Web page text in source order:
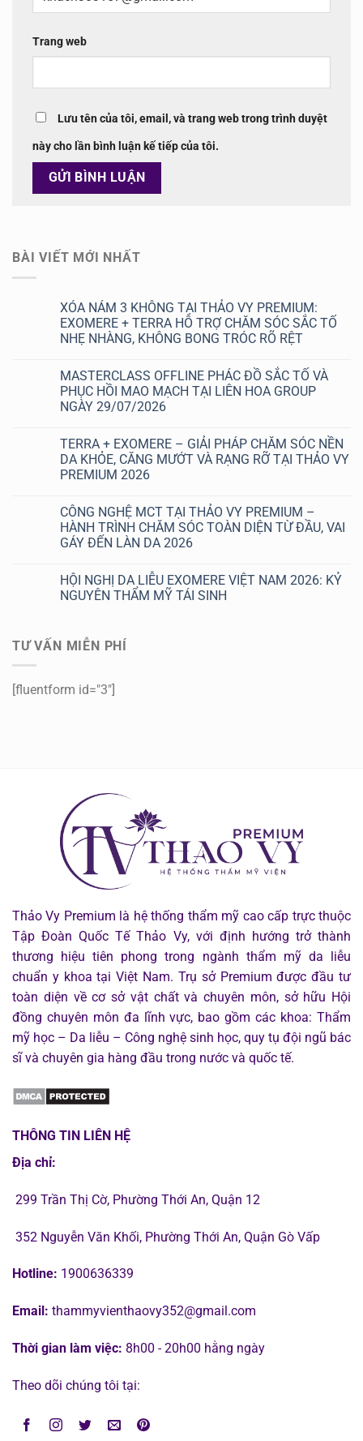
Trang web
Lưu tên của tôi, email, và trang web trong trình duyệt
này cho lần bình luận kế tiếp của tôi.
BÀI VIẾT MỚI NHẤT
XÓA NÁM 3 KHÔNG TẠI THẢO VY PREMIUM:
EXOMERE + TERRA HỖ TRỢ CHĂM SÓC SẮC TỐ
NHẸ NHÀNG, KHÔNG BONG TRÓC RÕ RỆT
bình
luận
ở
XÓA
KHÔNG
TẠI
THẢO
VY
PREMIUM:
TERRA
HỖ
TRỢ
CHĂM
TỐ
NHẸ
NHÀNG,
RÕ
RỆT
MASTERCLASS OFFLINE PHÁC ĐỒ SẮC TỐ VÀ
PHỤC HỒI MAO MẠCH TẠI LIÊN HOA GROUP
NGÀY 29/07/2026
bình
luận
ở
MASTERCLASS
ĐỒ
SẮC
TỐ
VÀ
PHỤC
MAO
MẠCH
TẠI
LIÊN
29/07/2026
TERRA + EXOMERE – GIẢI PHÁP CHĂM SÓC NỀN
DA KHỎE, CĂNG MƯỚT VÀ RẠNG RỠ TẠI THẢO VY
PREMIUM 2026
bình
luận
ở
TERRA
–
GIẢI
PHÁP
DA
KHỎE,
RẠNG
CÔNG NGHỆ MCT TẠI THẢO VY PREMIUM –
HÀNH TRÌNH CHĂM SÓC TOÀN DIỆN TỪ ĐẦU, VAI
GÁY ĐẾN LÀN DA 2026
bình
luận
ở
TẠI
THẢO
–
HÀNH
LÀN
DA
2026
HỘI NGHỊ DA LIỄU EXOMERE VIỆT NAM 2026: KỶ
NGUYÊN THẨM MỸ TÁI SINH
luận
ở
DA
LIỄU
SINH
TƯ VẤN MIỄN PHÍ
[fluentform id="3"]
Thảo Vy Premium là hệ thống thẩm mỹ cao cấp trực thuộc
Tập Đoàn Quốc Tế Thảo Vy, với định hướng trở thành
thương hiệu tiên phong trong ngành thẩm mỹ da liễu
chuẩn y khoa tại Việt Nam. Trụ sở Premium được đầu tư
toàn diện về cơ sở vật chất và chuyên môn, sở hữu Hội
đồng chuyên môn đa lĩnh vực, bao gồm các khoa: Thẩm
mỹ học – Da liễu – Công nghệ sinh học, quy tụ đội ngũ bác
sĩ và chuyên gia hàng đầu trong nước và quốc tế.
THÔNG TIN LIÊN HỆ
Địa chỉ:
299 Trần Thị Cờ, Phường Thới An, Quận 12
352 Nguyễn Văn Khối, Phường Thới An, Quận Gò Vấp
Hotline: 1900636339
Email: thammyvienthaovy352@gmail.com
Thời gian làm việc: 8h00 - 20h00 hằng ngày
Theo dõi chúng tôi tại: